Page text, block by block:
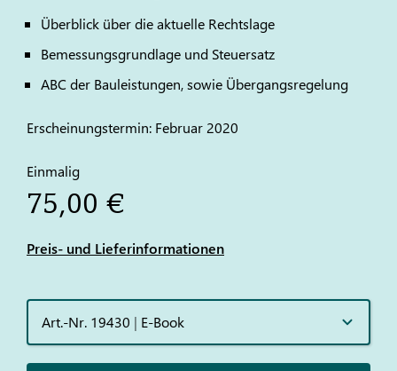
Überblick über die aktuelle Rechtslage
Bemessungsgrundlage und Steuersatz
ABC der Bauleistungen, sowie Übergangsregelung
Erscheinungstermin: Februar 2020
Einmalig
75,00 €
Preis- und Lieferinformationen
Art.-Nr. 19430 | E-Book